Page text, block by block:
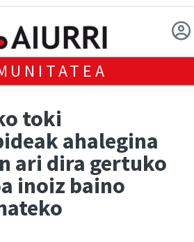
toki
ahalegina
ari dira gertuko
inoiz baino